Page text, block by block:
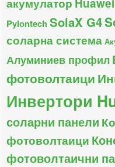
Pylontech SolaX G4
соларна система
Алуминиев профил
фотоволтаици
Инвертори
соларни панели
фотоволтаици
фотоволтаични